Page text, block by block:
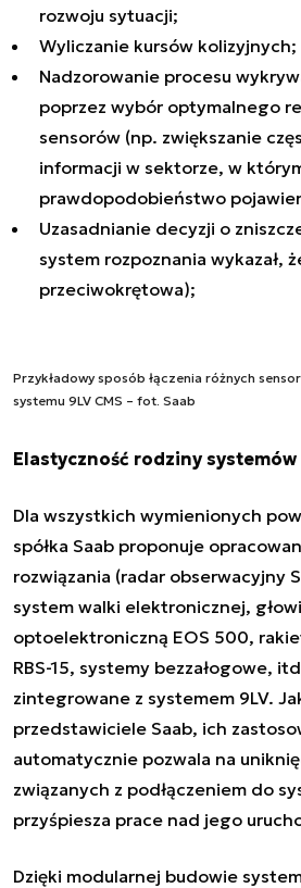
rozwoju sytuacji;
Wyliczanie kursów kolizyjnych;
Nadzorowanie procesu
poprzez wybór optymalnego
sensorów (np. zwiększanie
informacji w sektorze, w
prawdopodobieństwo
Uzasadnianie decyzji o
system rozpoznania wykazał,
przeciwokrętowa);
Przykładowy sposób łączenia różnych
systemu 9LV CMS – fot. Saab
Elastyczność rodziny systemów
Dla wszystkich wymienionych
spółka Saab proponuje
rozwiązania (radar obserwacyjny
system walki elektronicznej,
optoelektroniczną EOS 500,
RBS-15, systemy bezzałogowe,
zintegrowane z systemem 9LV.
przedstawiciele Saab, ich
automatycznie pozwala na
związanych z podłączeniem do
przyśpiesza prace nad jego
Dzięki modularnej budowie